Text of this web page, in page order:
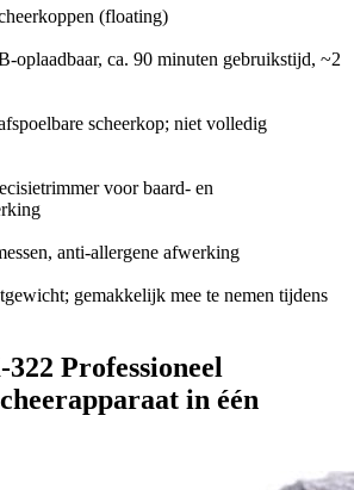
(floating)
oplaadbaar, ca. 90 minuten gebruikstijd, ~2
scheerkop; niet volledig
voor baard- en
anti-allergene afwerking
gemakkelijk mee te nemen tijdens
Professioneel
in één